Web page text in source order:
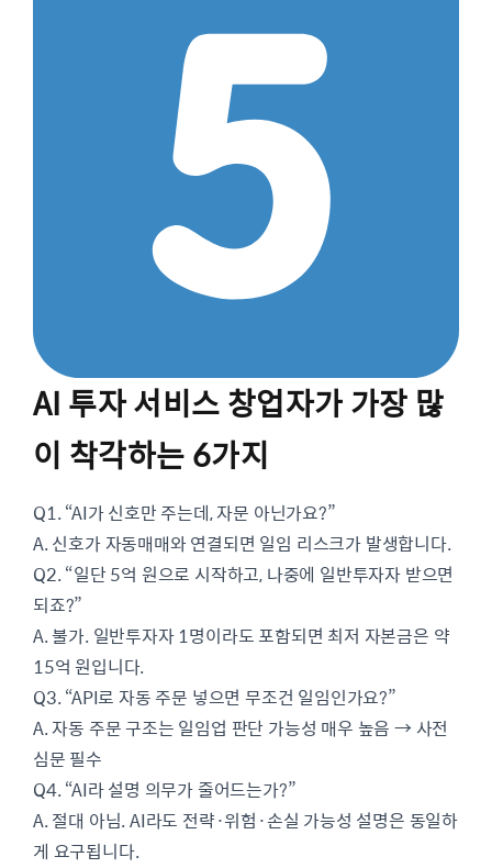
AI 투자 서비스 창업자가 가장 많
이 착각하는 6가지
Q1. “AI가 신호만 주는데, 자문 아닌가요?”
A. 신호가 자동매매와 연결되면 일임 리스크가 발생합니다.
Q2. “일단 5억 원으로 시작하고, 나중에 일반투자자 받으면
되죠?”
A. 불가. 일반투자자 1명이라도 포함되면 최저 자본금은 약
15억 원입니다.
Q3. “API로 자동 주문 넣으면 무조건 일임인가요?”
A. 자동 주문 구조는 일임업 판단 가능성 매우 높음 → 사전
심문 필수
Q4. “AI라 설명 의무가 줄어드는가?”
A. 절대 아님. AI라도 전략·위험·손실 가능성 설명은 동일하
게 요구됩니다.